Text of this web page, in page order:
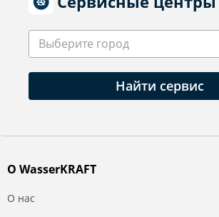
Выберите город
Найти сервис
О WasserKRAFT
О нас